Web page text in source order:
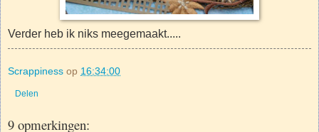
Verder heb ik niks meegemaakt.....
Scrappiness op 16:34:00
Delen
9 opmerkingen: